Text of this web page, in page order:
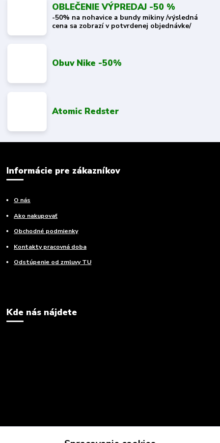
OBLEČENIE VÝPREDAJ -50 %
-50% na nohavice a bundy mikiny /výsledná
cena sa zobrazí v potvrdenej objednávke/
Obuv Nike -50%
Atomic Redster
Informácie pre zákazníkov
O nás
Ako nakupovať
Obchodné podmienky
Kontakty pracovná doba
Odstúpenie od zmluvy TU
Kde nás nájdete